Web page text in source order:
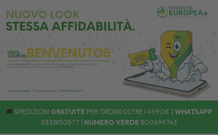
🚚 SPEDIZIONI GRATUITE PER ORDINI OLTRE I 49,90€ | WHATSAPP
3331850577 | NUMERO VERDE 800699743